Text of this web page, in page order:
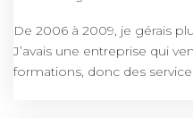
De 2006 à 2009, je gérais
J’avais une entreprise qui
formations, donc des